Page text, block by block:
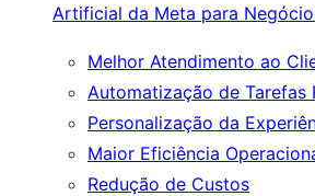
Artificial da Meta para
Melhor Atendimento ao
Automatização de Tarefas
Personalização da
Maior Eficiência
Redução de Custos